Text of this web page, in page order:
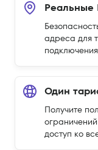
Реальные
адреса для
Один
Получите
доступ ко